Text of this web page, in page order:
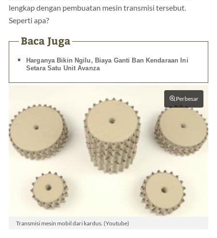
lengkap dengan pembuatan mesin transmisi tersebut.
Seperti apa?
Baca Juga
Harganya Bikin Ngilu, Biaya Ganti Ban Kendaraan Ini
Setara Satu Unit Avanza
Perbesar
Transmisi mesin mobil dari kardus. (Youtube)